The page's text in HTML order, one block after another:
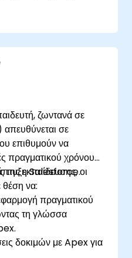
κρίσιμων μετρήσεων.
ζωντανά σε
σε
επιθυμούν να
πραγματικού χρόνου
Salesforce.
εκπαίδευσης, οι
θέση να:
πραγματικού
τη γλώσσα
δοκιμών με Apex για